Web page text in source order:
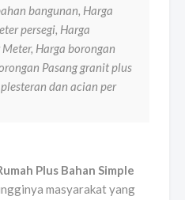
bangunan, Harga
persegi, Harga
Harga borongan
Pasang granit plus
dan acian per
Plus Bahan Simple
masyarakat yang